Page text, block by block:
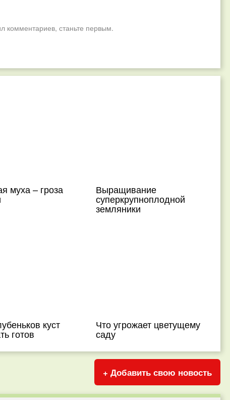
комментариев, станьте первым.
муха – гроза Выращивание
суперкрупноплодной
земляники
куст
готов
Что угрожает цветущему
саду
+ Добавить свою новость